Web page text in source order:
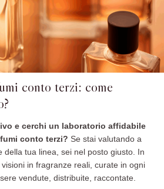
conto terzi: come
e cerchi un laboratorio affidabile
conto terzi? Se stai valutando a
della tua linea, sei nel posto giusto. In
in fragranze reali, curate in ogni
vendute, distribuite, raccontate.